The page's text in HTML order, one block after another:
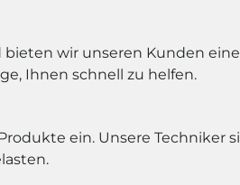
wir unseren Kunden
Ihnen schnell zu helfen.
ein. Unsere Techniker